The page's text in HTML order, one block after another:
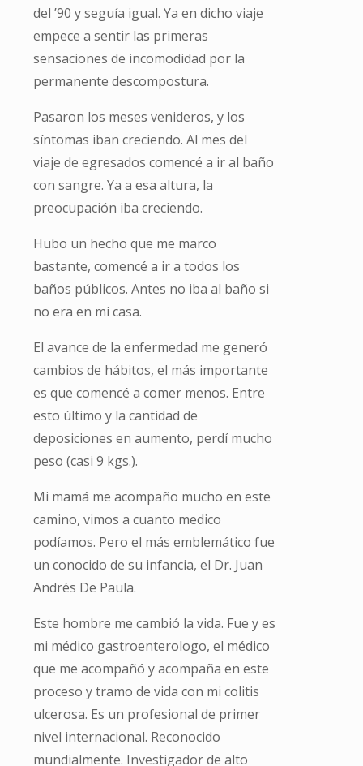
del ’90 y seguía igual. Ya en dicho viaje
empece a sentir las primeras
sensaciones de incomodidad por la
permanente descompostura.
Pasaron los meses venideros, y los
síntomas iban creciendo. Al mes del
viaje de egresados comencé a ir al baño
con sangre. Ya a esa altura, la
preocupación iba creciendo.
Hubo un hecho que me marco
bastante, comencé a ir a todos los
baños públicos. Antes no iba al baño si
no era en mi casa.
El avance de la enfermedad me generó
cambios de hábitos, el más importante
es que comencé a comer menos. Entre
esto último y la cantidad de
deposiciones en aumento, perdí mucho
peso (casi 9 kgs.).
Mi mamá me acompaño mucho en este
camino, vimos a cuanto medico
podíamos. Pero el más emblemático fue
un conocido de su infancia, el Dr. Juan
Andrés De Paula.
Este hombre me cambió la vida. Fue y es
mi médico gastroenterologo, el médico
que me acompañó y acompaña en este
proceso y tramo de vida con mi colitis
ulcerosa. Es un profesional de primer
nivel internacional. Reconocido
mundialmente. Investigador de alto